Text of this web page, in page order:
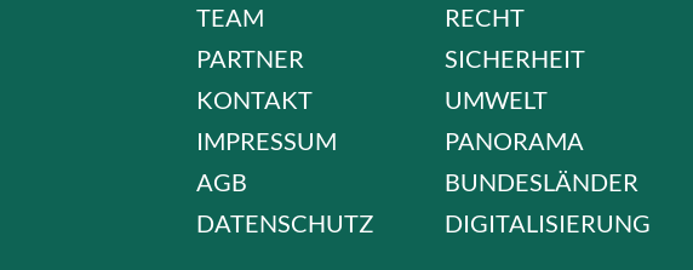
TEAM
PARTNER
KONTAKT
IMPRESSUM
AGB
DATENSCHUTZ
RECHT
SICHERHEIT
UMWELT
PANORAMA
BUNDESLÄNDER
DIGITALISIERUNG